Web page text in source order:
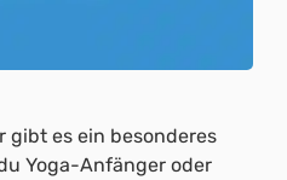
gibt es ein besonderes
Yoga-Anfänger oder